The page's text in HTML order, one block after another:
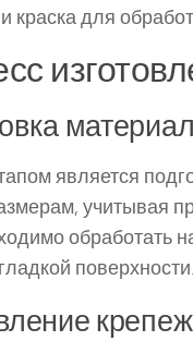
краска для
является
учитывая
обработать
поверхности.